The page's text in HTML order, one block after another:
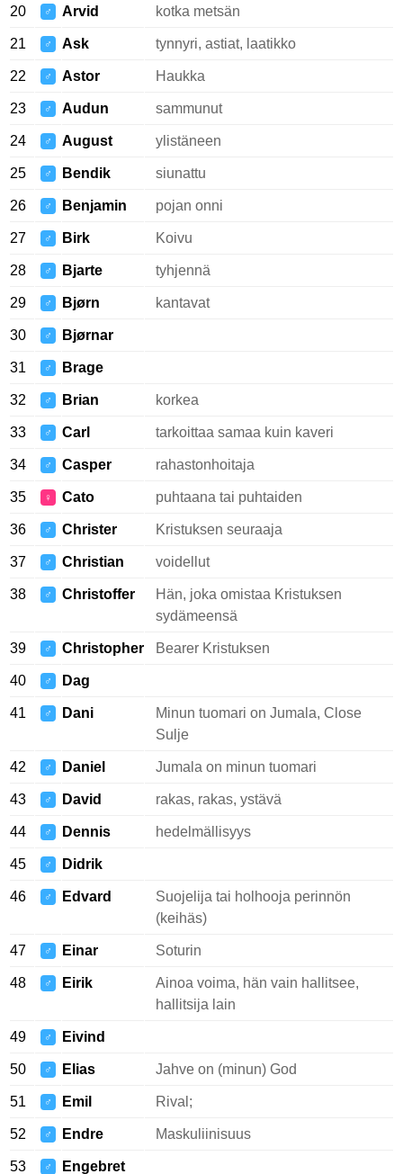
20 ♂ Arvid kotka metsän
21 ♂ Ask tynnyri, astiat, laatikko
22 ♂ Astor Haukka
23 ♂ Audun sammunut
24 ♂ August ylistäneen
25 ♂ Bendik siunattu
26 ♂ Benjamin pojan onni
27 ♂ Birk Koivu
28 ♂ Bjarte tyhjennä
29 ♂ Bjørn kantavat
30 ♂ Bjørnar
31 ♂ Brage
32 ♂ Brian korkea
33 ♂ Carl tarkoittaa samaa kuin kaveri
34 ♂ Casper rahastonhoitaja
35 ♀ Cato puhtaana tai puhtaiden
36 ♂ Christer Kristuksen seuraaja
37 ♂ Christian voidellut
38 ♂ Christoffer
Hän, joka omistaa Kristuksen
sydämeensä
39 ♂ Christopher Bearer Kristuksen
40 ♂ Dag
41 ♂ Dani
Minun tuomari on Jumala, Close
Sulje
42 ♂ Daniel Jumala on minun tuomari
43 ♂ David rakas, rakas, ystävä
44 ♂ Dennis hedelmällisyys
45 ♂ Didrik
46 ♂ Edvard
Suojelija tai holhooja perinnön
(keihäs)
47 ♂ Einar Soturin
48 ♂ Eirik
Ainoa voima, hän vain hallitsee,
hallitsija lain
49 ♂ Eivind
50 ♂ Elias Jahve on (minun) God
51 ♂ Emil Rival;
52 ♂ Endre Maskuliinisuus
53 ♂ Engebret